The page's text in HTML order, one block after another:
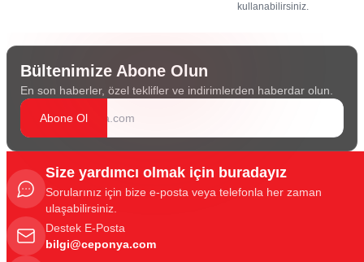
kullanabilirsiniz.
Bültenimize Abone Olun
En son haberler, özel teklifler ve indirimlerden haberdar olun.
Abone Ol
Size yardımcı olmak için buradayız
Sorularınız için bize e-posta veya telefonla her zaman
ulaşabilirsiniz.
Destek E-Posta
bilgi@ceponya.com